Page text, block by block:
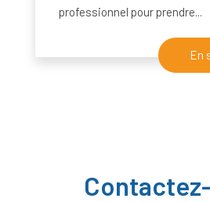
professionnel pour prendre...
En